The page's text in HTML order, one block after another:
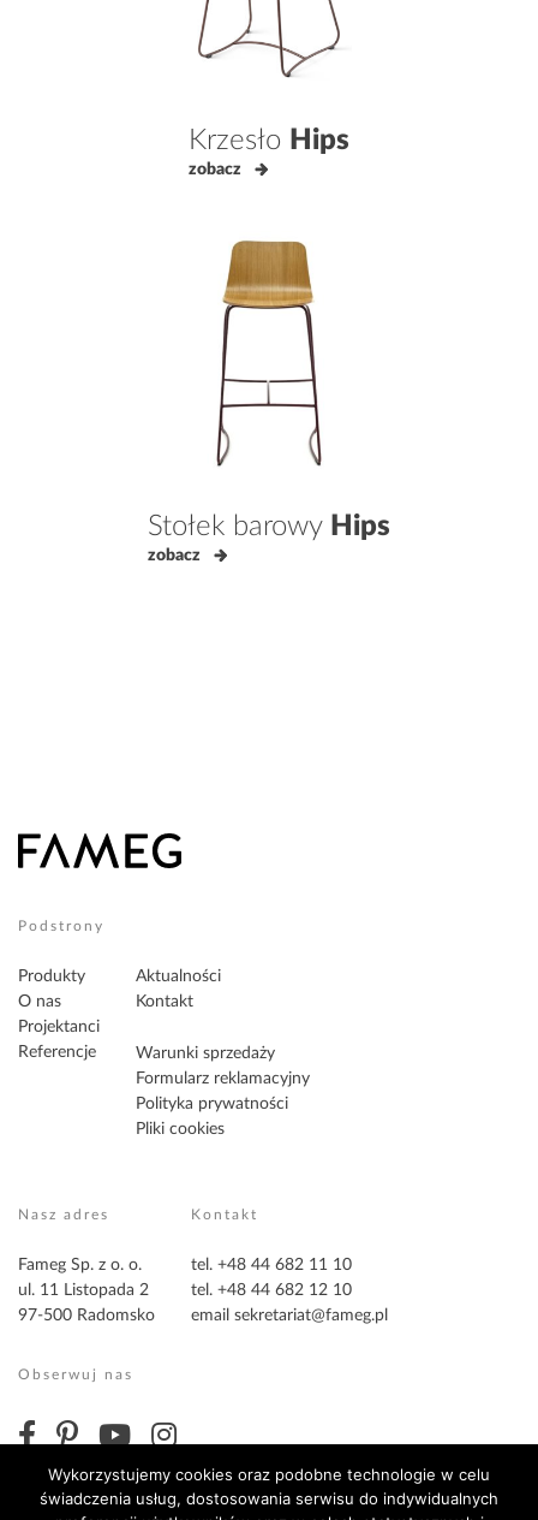
Krzesło Hips
zobacz
Stołek barowy Hips
zobacz
Podstrony
Produkty
O nas
Projektanci
Referencje
Aktualności
Kontakt
Warunki sprzedaży
Formularz reklamacyjny
Polityka prywatności
Pliki cookies
Nasz adres
Fameg Sp. z o. o.
ul. 11 Listopada 2
97-500 Radomsko
Kontakt
tel. +48 44 682 11 10
tel. +48 44 682 12 10
email sekretariat@fameg.pl
Obserwuj nas
Wykorzystujemy cookies oraz podobne technologie w celu
świadczenia usług, dostosowania serwisu do indywidualnych